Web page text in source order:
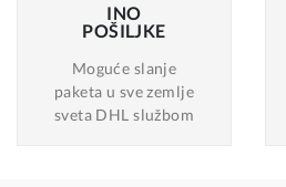
INO
POŠILJKE
Moguće slanje
paketa u sve zemlje
sveta DHL službom